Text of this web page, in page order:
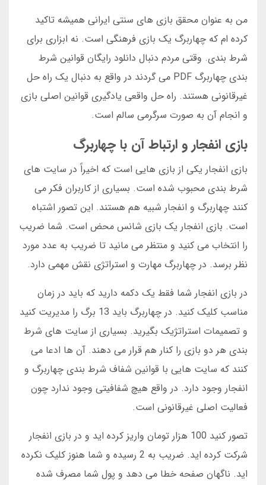
من به عنوان محقق بازی های سنتی ایرانی همیشه تاکید
کرده ام که چهاربرگ یک بازی فرهنگی است. نه ابزاری برای
شرط بندی. وقتی مردم دنبال دانلود رایگان قوانین شرط
بندی چهاربرگ PDF می گردند در واقع به دنبال یک راه حل
غیرقانونی هستند. راه حل واقعی یادگیری قوانین اصلی بازی
و انجام آن به صورت سرگرمی سالم است.
بازی انفجار و ارتباط آن با چهاربرگ
بازی انفجار یکی از بازی هایی است که اخیراً در سایت های
شرط بندی محبوب شده است. بسیاری از کاربران فکر می
کنند چهاربرگ و انفجار شبیه هم هستند. این تصور اشتباه
است. بازی انفجار یک بازی شانس محض است. شما ضریب
را انتخاب می کنید و منتظر می مانید تا ضریب به عدد مورد
نظر برسد. در چهاربرگ مهارت و استراتژی نقش مهمی دارد.
در بازی انفجار شما فقط یک دکمه دارید که باید در زمان
مناسب کلیک کنید. در چهاربرگ باید 13 برگ را مدیریت کنید
و تصمیمات استراتژیک بگیرید. بسیاری از سایت های شرط
بندی هر دو بازی را کنار هم قرار می دهند. آن ها ادعا می
کنند که سایت هایی با قوانین شفاف شرط بندی چهاربرگ و
انفجار وجود دارد. در واقع هیچ شفافیتی وجود ندارد چون
فعالیت اصلی غیرقانونی است.
تصور کنید 100 هزار تومان واریز کرده اید و در بازی انفجار
شرکت کرده اید. ضریب به 2 رسیده و شما هنوز کلیک نکرده
اید. ناگهان صفحه خطا می دهد و پول شما مصرف شده